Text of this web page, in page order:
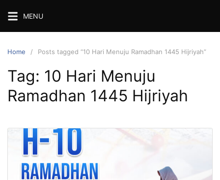
content
MENU
Home Posts tagged “10 Hari Menuju Ramadhan 1445 Hijriyah”
Tag: 10 Hari Menuju
Ramadhan 1445 Hijriyah